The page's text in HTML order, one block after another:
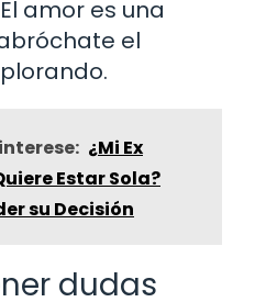
amor es una
el
¿Mi Ex
Estar Sola?
su Decisión
dudas